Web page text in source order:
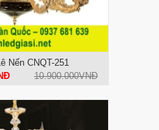
Nến CNQT-251
10.900.000VNĐ